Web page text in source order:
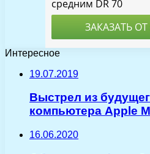
Интересное
19.07.2019
Выстрел из
компьютера Apple
16.06.2020